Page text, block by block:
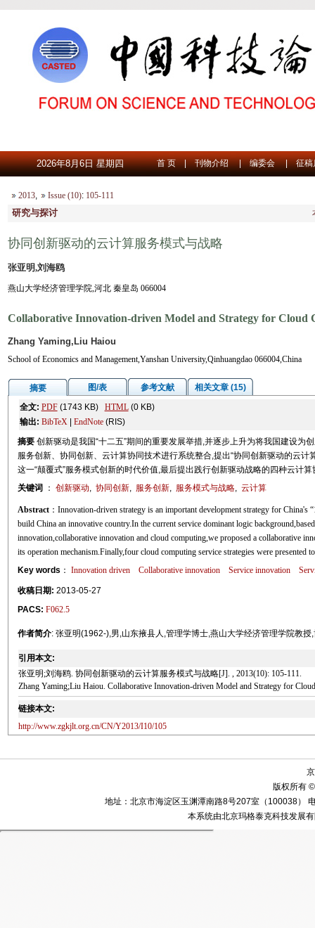
2026年8月6日 星期四 首 页 | 刊物介绍 | 编委会 | 征稿
2013, Issue (10):105-111
研究与探讨
协同创新驱动的云计算服务模式与战略
张亚明,刘海鸥
燕山大学经济管理学院,河北 秦皇岛 066004
Collaborative Innovation-driven Model and Strategy for Cloud
Zhang Yaming,Liu Haiou
School of Economics and Management,Yanshan University,Qinhuangdao 066004,China
摘要 图/表 参考文献
相关文章 (15)
全文: PDF(1743 KB) HTML(0 KB)
输出: BibTeX| EndNote(RIS)
摘要 创新驱动是我国“十二五”期间的重要发展举措,并逐步上升为将我国建设为
服务创新、协同创新、云计算协同技术进行系统整合,提出“协同创新驱动的云
这一“颠覆式”服务模式创新的时代价值,最后提出践行创新驱动战略的四种云计
关键词
： 创新驱动, 协同创新, 服务创新, 服务模式与战略, 云计算
Abstract：Innovation-driven strategy is an important development strategy for China's
build China an innovative country.In the current service dominant logic
innovation,collaborative innovation and cloud computing,we proposed a collaborative
its operation mechanism.Finally,four cloud computing service strategies were presented
Key words ： Innovation driven Collaborative innovation Service innovation
收稿日期: 2013-05-27
PACS: F062.5
作者简介: 张亚明(1962-),男,山东掖县人,管理学博士,燕山大学经济管理学院教
引用本文:
张亚明;刘海鸥. 协同创新驱动的云计算服务模式与战略[J]. , 2013(10): 105-111.
Zhang Yaming;Liu Haiou. Collaborative Innovation-driven Model and Strategy for
链接本文:
http://www.zgkjlt.org.cn/CN/Y2013/I10/105
版权所有
地址：北京市海淀区玉渊潭南路8号207室（100038）
本系统由北京玛格泰克科技发展